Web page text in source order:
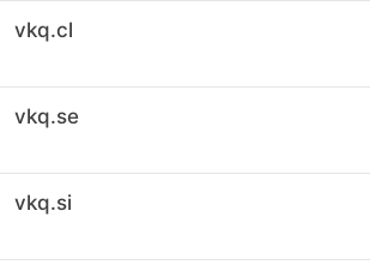
vkq.cl
vkq.se
vkq.si